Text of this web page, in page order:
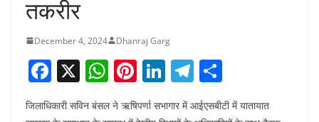
तकरीर
December 4, 2024 Dhanraj Garg
F
a
c
X W
h
at
Pi
nt
er
Li
n
k
T
el
e
h
ar
जिलाधिकारी सविन बंसल ने ऋषिपर्णा सभागार में आईएसबीटी में यातायात